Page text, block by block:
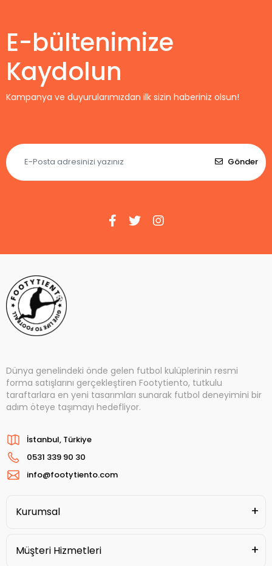
E-bültenimize
Kaydolun
Kampanya ve duyurularımızdan ilk sizin haberiniz olsun!
Gönder
Dünya genelindeki önde gelen futbol kulüplerinin resmi
forma satışlarını gerçekleştiren Footytiento, tutkulu
taraftarlara en yeni tasarımları sunarak futbol deneyimini bir
adım öteye taşımayı hedefliyor.
İstanbul, Türkiye
0531 339 90 30
info@footytiento.com
Kurumsal
Müşteri Hizmetleri